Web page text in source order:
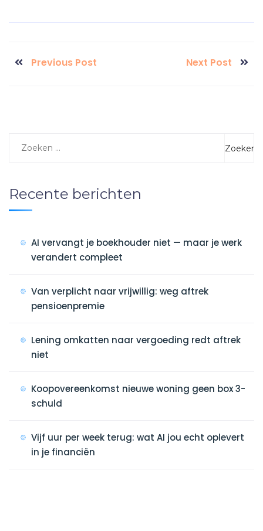
Previous Post Next Post
Recente berichten
AI vervangt je boekhouder niet — maar je werk
verandert compleet
Van verplicht naar vrijwillig: weg aftrek
pensioenpremie
Lening omkatten naar vergoeding redt aftrek
niet
Koopovereenkomst nieuwe woning geen box 3-
schuld
Vijf uur per week terug: wat AI jou echt oplevert
in je financiën